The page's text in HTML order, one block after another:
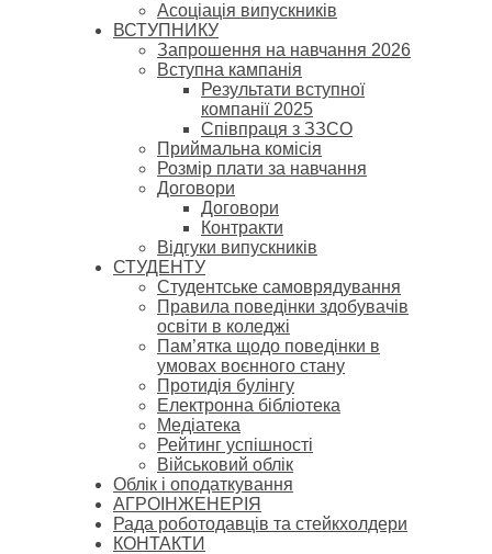
Асоціація випускників
ВСТУПНИКУ
Запрошення на навчання 2026
Вступна кампанія
Результати вступної
компанії 2025
Співпраця з ЗЗСО
Приймальна комісія
Розмір плати за навчання
Договори
Договори
Контракти
Відгуки випускників
СТУДЕНТУ
Cтудентське самоврядування
Правила поведінки здобувачів
освіти в коледжі
Пам’ятка щодо поведінки в
умовах воєнного стану
Протидія булінгу
Електронна бібліотека
Медіатека
Рейтинг успішності
Військовий облік
Облік і оподаткування
АГРОІНЖЕНЕРІЯ
Рада роботодавців та стейкхолдери
КОНТАКТИ